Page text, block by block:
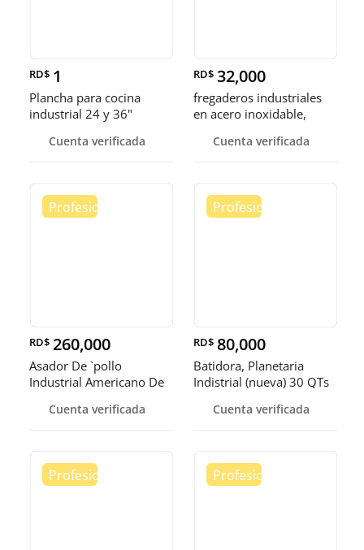
RD$ 1
Plancha para cocina
industrial 24 y 36"
Cuenta verificada
RD$ 32,000
fregaderos industriales
en acero inoxidable,
Cuenta verificada
RD$ 260,000
Asador De `pollo
Industrial Americano De
Cuenta verificada
RD$ 80,000
Batidora, Planetaria
Indistrial (nueva) 30 QTs
Cuenta verificada